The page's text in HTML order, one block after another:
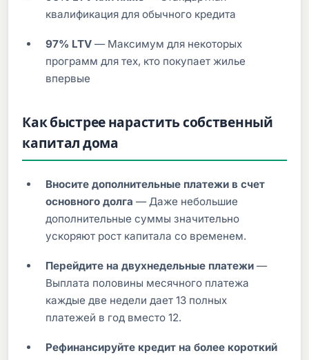
квалификация для обычного кредита
97% LTV — Максимум для некоторых
программ для тех, кто покупает жилье
впервые
Как быстрее нарастить собственный
капитал дома
Вносите дополнительные платежи в счет
основного долга — Даже небольшие
дополнительные суммы значительно
ускоряют рост капитала со временем.
Перейдите на двухнедельные платежи —
Выплата половины месячного платежа
каждые две недели дает 13 полных
платежей в год вместо 12.
Рефинансируйте кредит на более короткий